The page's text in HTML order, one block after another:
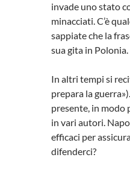
invade uno stato
minacciati. C’è
sappiate che la
sua gita in Polonia.
In altri tempi si
prepara la
presente, in modo
in vari autori.
efficaci per
difenderci?